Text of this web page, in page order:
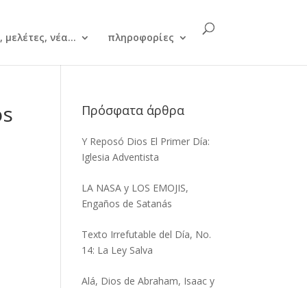
νέα... πληροφορίες
Πρόσφατα άρθρα
Y Reposó Dios El Primer Día:
Iglesia Adventista
LA NASA y LOS EMOJIS,
Engaños de Satanás
Texto Irrefutable del Día, No.
14: La Ley Salva
Alá, Dios de Abraham, Isaac y